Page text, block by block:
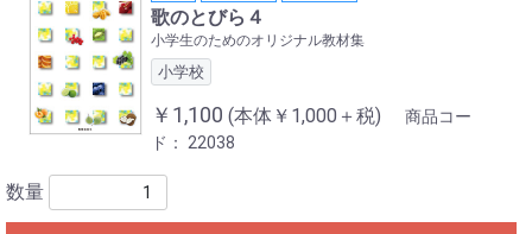
歌のとびら４
小学生のためのオリジナル教材集
小学校
￥1,100 (本体￥1,000＋税)
商品コー
ド： 22038
数量